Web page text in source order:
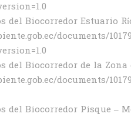
del Biocorredor Estuario
documents/
del Biocorredor de la
documents/
del Biocorredor Pisque –